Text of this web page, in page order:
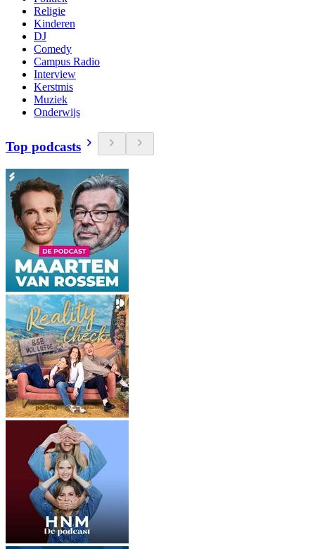
Religie
Kinderen
DJ
Comedy
Campus Radio
Interview
Kerstmis
Muziek
Onderwijs
Top podcasts